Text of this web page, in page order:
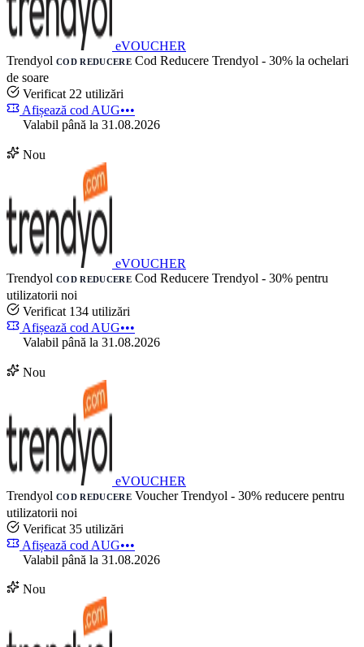
eVOUCHER
Trendyol COD REDUCERE Cod Reducere Trendyol - 30% la ochelari
de soare
Verificat 22 utilizări
Afișează cod AUG•••
Valabil până la 31.08.2026
Nou
eVOUCHER
Trendyol COD REDUCERE Cod Reducere Trendyol - 30% pentru
utilizatorii noi
Verificat 134 utilizări
Afișează cod AUG•••
Valabil până la 31.08.2026
Nou
eVOUCHER
Trendyol COD REDUCERE Voucher Trendyol - 30% reducere pentru
utilizatorii noi
Verificat 35 utilizări
Afișează cod AUG•••
Valabil până la 31.08.2026
Nou